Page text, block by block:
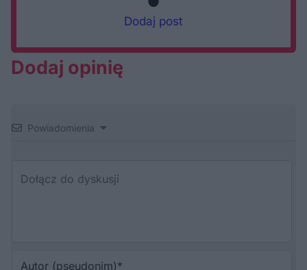
Dodaj post
Dodaj opinię
Powiadomienia